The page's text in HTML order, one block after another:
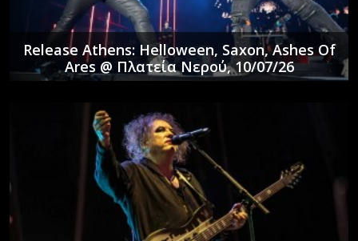
Release Athens: Helloween, Saxon, Ashes Of
Ares @ Πλατεία Νερού, 10/07/26